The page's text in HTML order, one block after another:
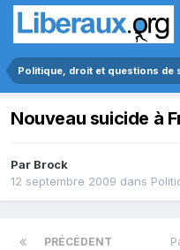
Politique, droit et questions de
Nouveau suicide à
Par Brock
12 septembre 2009 dans
PRÉCÉDENT